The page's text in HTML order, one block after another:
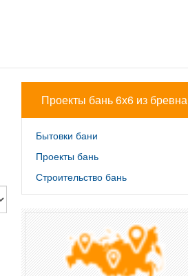
Проекты бань 6х6 из бревна
Бытовки бани
Проекты бань
Строительство бань